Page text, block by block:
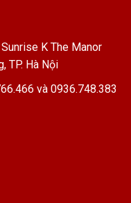
K The Manor
TP. Hà Nội
và 0936.748.383